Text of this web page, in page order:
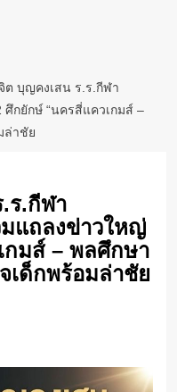
ต บุญคงเสน ร.ร.กีฬา
กยักษ์ “นครสี่แควเกมส์ –
ล่าชัย
ร.กีฬา
แถลงข่าวใหญ่
กมส์ – พลศึกษา
เด็กพร้อมล่าชัย